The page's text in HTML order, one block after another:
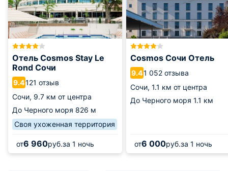
Отель Cosmos Stay Le
Rond Сочи
9.4121 отзыв
Сочи, 9.7 км от центра
До Черного моря 826 м
Своя ухоженная территория
от6 960руб.за 1 ночь
Cosmos Сочи Отель
9.41 052 отзыва
Сочи, 1.1 км от центра
До Черного моря 1.1 км
от6 000руб.за 1 ночь